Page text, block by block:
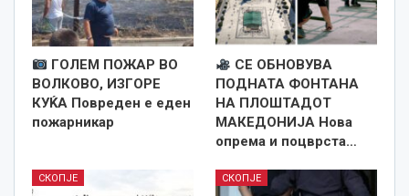
ГОЛЕМ ПОЖАР ВО
ВОЛКОВО, ИЗГОРЕ
КУЌА Повреден е еден
пожарникар
СЕ ОБНОВУВА
ПОДНАТА ФОНТАНА
НА ПЛОШТАДОТ
МАКЕДОНИЈА Нова
опрема и поцврста…
СКОПЈЕ СКОПЈЕ